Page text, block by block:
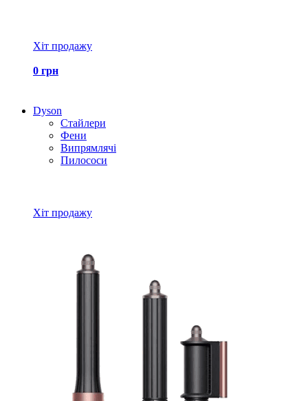
Хіт продажу
0 грн
Dyson
Стайлери
Фени
Випрямлячі
Пилососи
Хіт продажу